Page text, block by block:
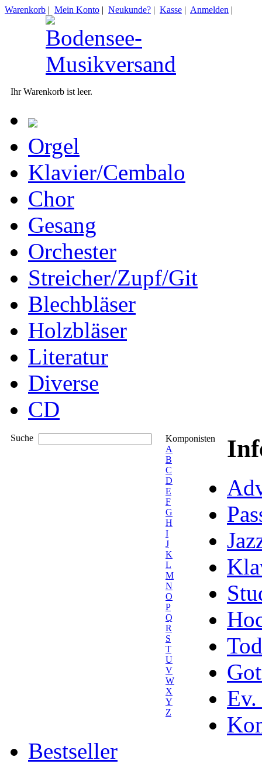
Warenkorb | Mein Konto | Neukunde? | Kasse | Anmelden |
Ihr Warenkorb ist leer.
Orgel
Klavier/Cembalo
Chor
Gesang
Orchester
Streicher/Zupf/Git
Blechbläser
Holzbläser
Literatur
Diverse
CD
Suche
Komponisten
A
B
C
D
E
F
G
H
I
J
K
L
M
N
O
P
Q
R
S
T
U
V
W
X
Y
Z
Ev.
Bestseller